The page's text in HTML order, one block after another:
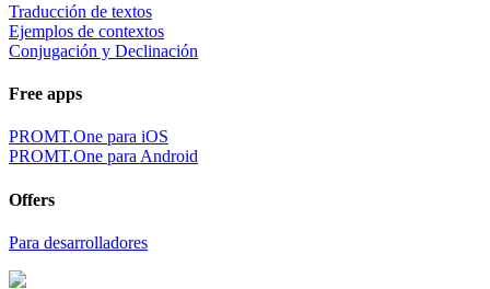
Traducción de textos
Ejemplos de contextos
Conjugación y Declinación
Free apps
PROMT.One para iOS
PROMT.One para Android
Offers
Para desarrolladores